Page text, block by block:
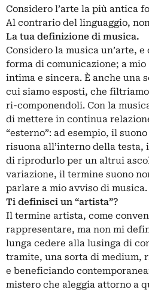
Considero l’arte la più antica
Al contrario del linguaggio,
La tua definizione di musica.
Considero la musica un’arte,
forma di comunicazione; a
intima e sincera. È anche una
cui siamo esposti, che
ri-componendoli. Con la
di mettere in continua
“esterno”: ad esempio, il
risuona all’interno della testa,
di riprodurlo per un altrui
variazione, il termine suono
parlare a mio avviso di musica.
Ti definisci un “artista”?
Il termine artista, come
rappresentare, ma non mi
lunga cedere alla lusinga di
tramite, una sorta di medium,
e beneficiando
mistero che aleggia attorno a